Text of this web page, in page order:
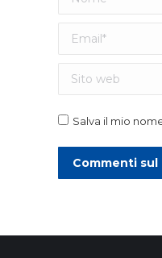
Email *
Sito web
Salva il mio
Commenti sul